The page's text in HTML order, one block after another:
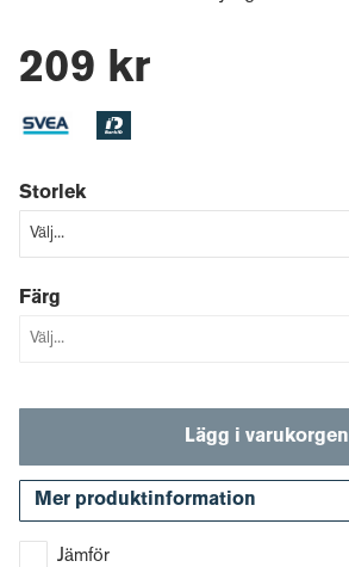
209 kr
Storlek
Färg
Lägg i varukorgen
Mer produktinformation
Jämför